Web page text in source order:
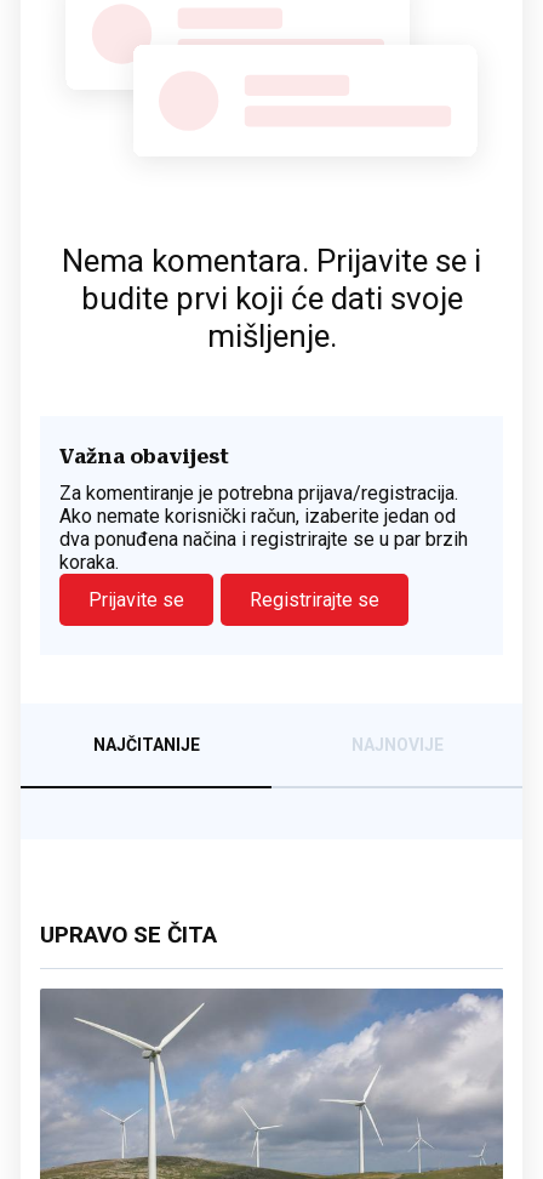
Nema komentara. Prijavite se i
budite prvi koji će dati svoje
mišljenje.
Važna obavijest
Za komentiranje je potrebna prijava/registracija.
Ako nemate korisnički račun, izaberite jedan od
dva ponuđena načina i registrirajte se u par brzih
koraka.
Prijavite se
Registrirajte se
NAJČITANIJE NAJNOVIJE
UPRAVO SE ČITA